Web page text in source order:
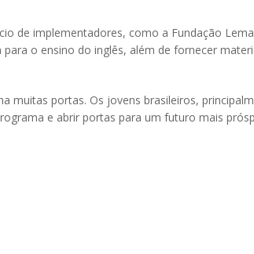
de implementadores, como a Fundação
o ensino do inglês, além de fornecer
muitas portas. Os jovens brasileiros,
e abrir portas para um futuro mais